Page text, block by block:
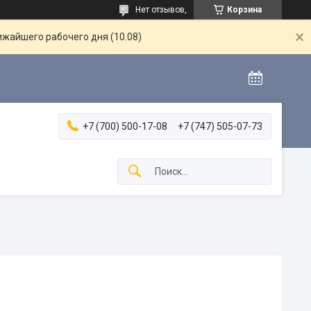
Корзина
Нет отзывов,
рабочего дня (10.08)
+7 (700) 500-17-08 +7 (747) 505-07-73